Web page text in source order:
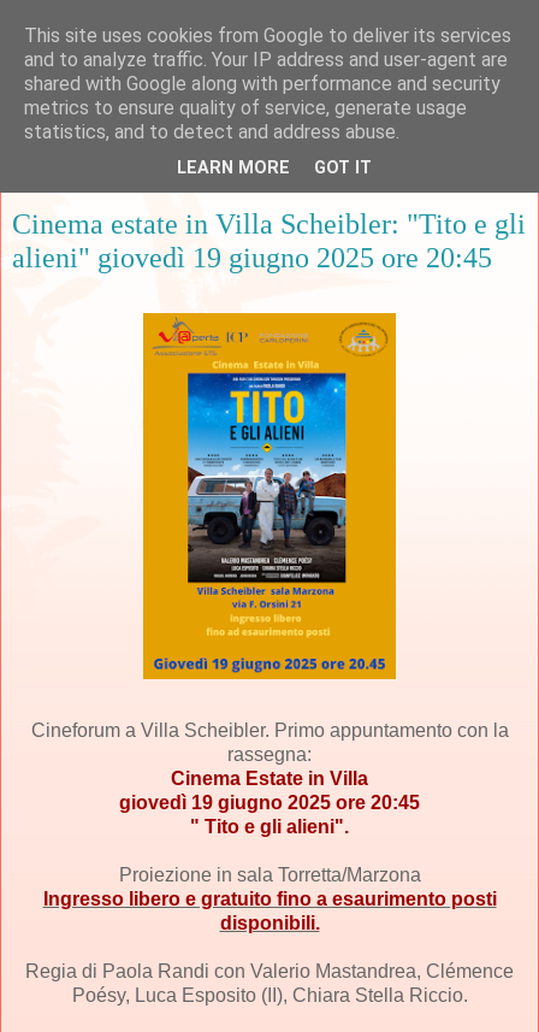
mercoledì 11 giugno 2025
Cinema estate in Villa Scheibler: "Tito e gli
alieni" giovedì 19 giugno 2025 ore 20:45
Cineforum a Villa Scheibler. Primo appuntamento con la
rassegna:
Cinema Estate in Villa
giovedì 19 giugno 2025 ore 20:45
" Tito e gli alieni".
Proiezione in sala Torretta/Marzona
Ingresso libero e gratuito fino a esaurimento posti
disponibili.
Regia di Paola Randi con Valerio Mastandrea, Clémence
Poésy, Luca Esposito (II), Chiara Stella Riccio.
This site uses cookies from Google to deliver its services
and to analyze traffic. Your IP address and user-agent are
shared with Google along with performance and security
metrics to ensure quality of service, generate usage
statistics, and to detect and address abuse.
LEARN MORE GOT IT